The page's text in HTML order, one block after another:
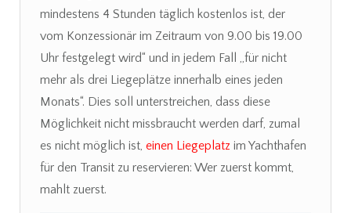
mindestens 4 Stunden täglich kostenlos ist, der
vom Konzessionär im Zeitraum von 9.00 bis 19.00
Uhr festgelegt wird“ und in jedem Fall „für nicht
mehr als drei Liegeplätze innerhalb eines jeden
Monats“. Dies soll unterstreichen, dass diese
Möglichkeit nicht missbraucht werden darf, zumal
es nicht möglich ist, einen Liegeplatz im Yachthafen
für den Transit zu reservieren: Wer zuerst kommt,
mahlt zuerst.